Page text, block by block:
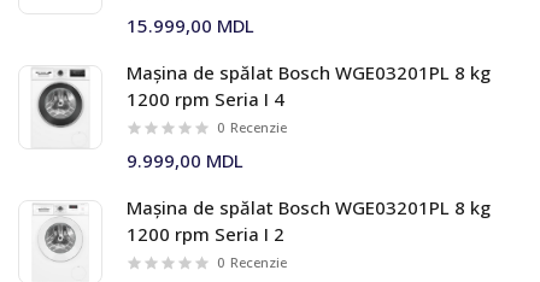
15.999,00 MDL
Mașina de spălat Bosch WGE03201PL 8 kg
1200 rpm Seria I 4
0 Recenzie
9.999,00 MDL
Mașina de spălat Bosch WGE03201PL 8 kg
1200 rpm Seria I 2
0 Recenzie